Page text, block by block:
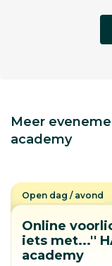
Meer
academy
Online
iets met...''
academy
Open dag / avond